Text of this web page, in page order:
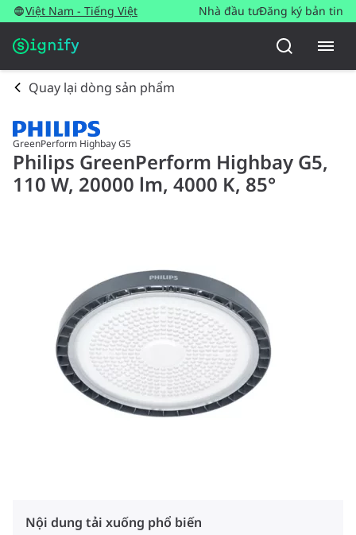
Việt Nam - Tiếng Việt Nhà đầu tưĐăng ký bản tin
Quay lại dòng sản phẩm
GreenPerform Highbay G5
Philips GreenPerform Highbay G5,
110 W, 20000 lm, 4000 K, 85°
Nội dung tải xuống phổ biến